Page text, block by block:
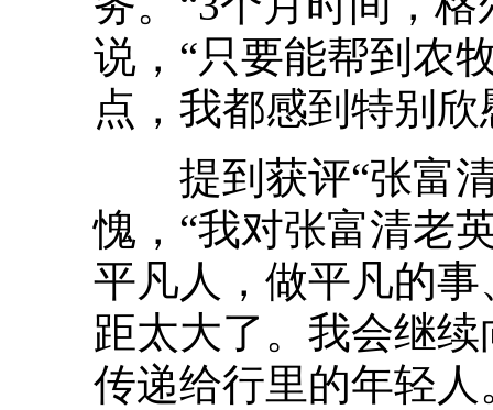
说，“只要能帮到农
点，我都感到特别欣
提到获评“张富清
愧，“我对张富清老
平凡人，做平凡的
距太大了。我会继
传递给行里的年轻人